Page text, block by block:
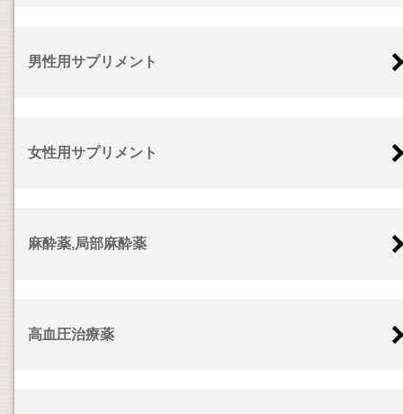
男性用サプリメント
女性用サプリメント
麻酔薬,局部麻酔薬
高血圧治療薬